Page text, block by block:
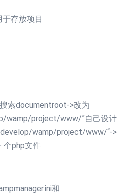
存放项目
索documentroot->改为
wamp/project/www/”自己设计
wamp/project/www/“->
个php文件
和